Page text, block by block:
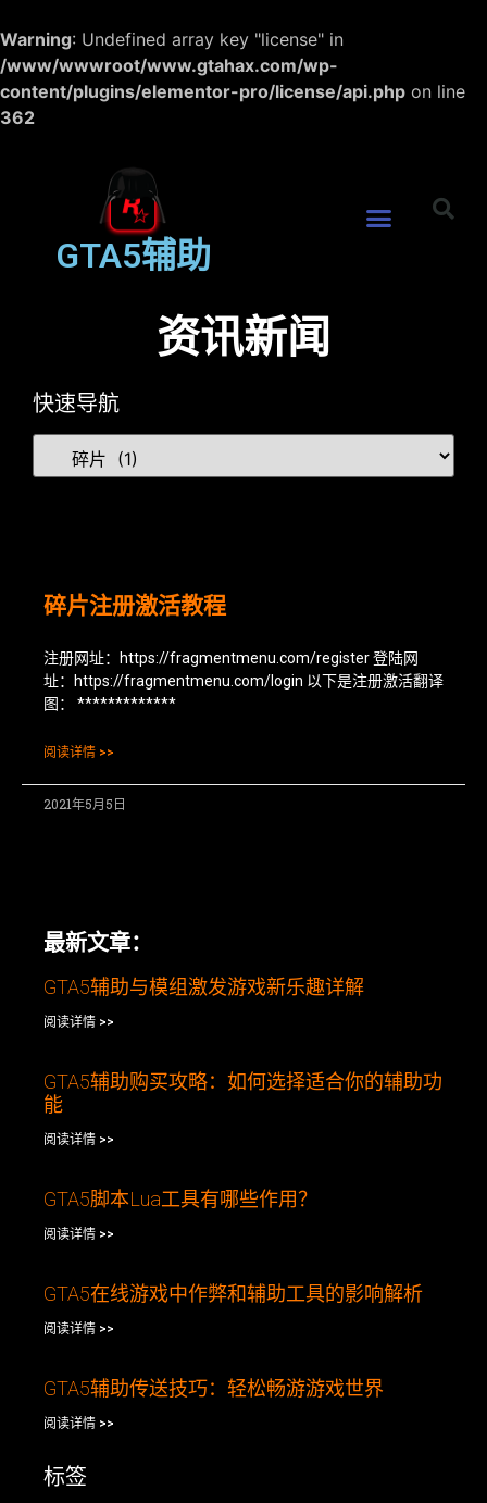
Warning: Undefined array key "license" in
/www/wwwroot/www.gtahax.com/wp-
content/plugins/elementor-pro/license/api.php on line
362
GTA5辅助
资讯新闻
快速导航
碎片注册激活教程
注册网址：https://fragmentmenu.com/register 登陆网
址：https://fragmentmenu.com/login 以下是注册激活翻译
图： *************
阅读详情 >>
2021年5月5日
最新文章：
GTA5辅助与模组激发游戏新乐趣详解
阅读详情 >>
GTA5辅助购买攻略：如何选择适合你的辅助功
能
阅读详情 >>
GTA5脚本Lua工具有哪些作用？
阅读详情 >>
GTA5在线游戏中作弊和辅助工具的影响解析
阅读详情 >>
GTA5辅助传送技巧：轻松畅游游戏世界
阅读详情 >>
标签